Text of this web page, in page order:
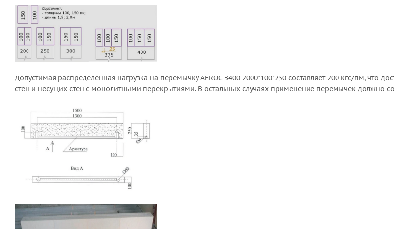
Допустимая распределенная нагрузка на перемычку AEROC В400 2000*100*250 составляет 200 кгс/пм,
стен и несущих стен с монолитными перекрытиями. В остальных случаях применение перемычек должно